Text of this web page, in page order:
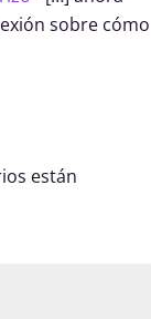
sobre cómo
están